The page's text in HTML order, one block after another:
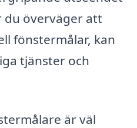
du överväger att
fönstermålar, kan
tjänster och
är väl